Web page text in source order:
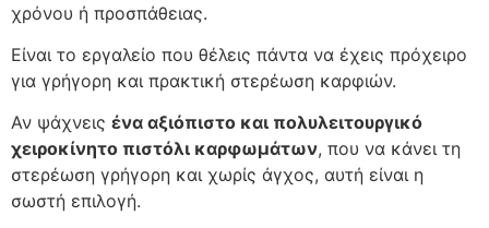
χρόνου ή προσπάθειας.
Είναι το εργαλείο που θέλεις πάντα να έχεις πρόχειρο
για γρήγορη και πρακτική στερέωση καρφιών.
Αν ψάχνεις ένα αξιόπιστο και πολυλειτουργικό
χειροκίνητο πιστόλι καρφωμάτων, που να κάνει τη
στερέωση γρήγορη και χωρίς άγχος, αυτή είναι η
σωστή επιλογή.